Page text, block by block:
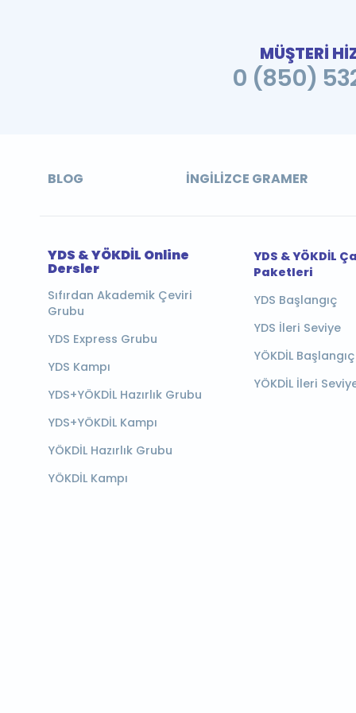
MÜŞTERİ
0 (850)
BLOG İNGILIZCE GRAMER
YDS & YÖKDİL Online
Dersler
Sıfırdan Akademik Çeviri
Grubu
YDS Express Grubu
YDS Kampı
YDS+YÖKDİL Hazırlık Grubu
YDS+YÖKDİL Kampı
YÖKDİL Hazırlık Grubu
YÖKDİL Kampı
YDS & YÖKDİL
Paketleri
YDS Başlangıç
YDS İleri Seviye
YÖKDİL Başlangıç
YÖKDİL İleri